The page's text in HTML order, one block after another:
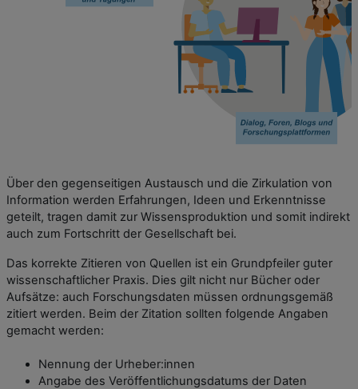
Über den gegenseitigen Austausch und die Zirkulation von
Information werden Erfahrungen, Ideen und Erkenntnisse
geteilt, tragen damit zur Wissensproduktion und somit indirekt
auch zum Fortschritt der Gesellschaft bei.
Das korrekte Zitieren von Quellen ist ein Grundpfeiler guter
wissenschaftlicher Praxis. Dies gilt nicht nur Bücher oder
Aufsätze: auch Forschungsdaten müssen ordnungsgemäß
zitiert werden. Beim der Zitation sollten folgende Angaben
gemacht werden:
Nennung der Urheber:innen
Angabe des Veröffentlichungsdatums der Daten